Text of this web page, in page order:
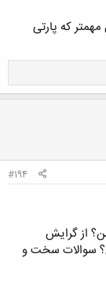
که پارتی
#194
از گرایش
سوالات سخت و